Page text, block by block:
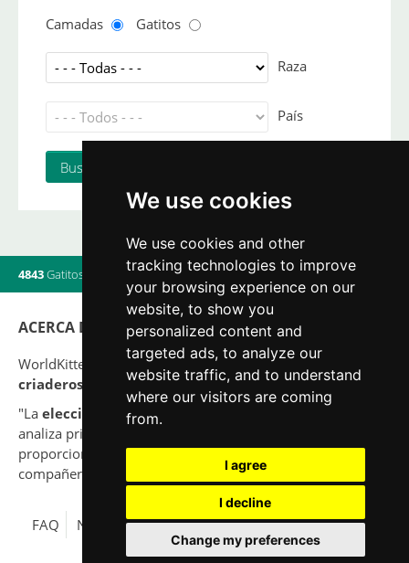
We use cookies
We use cookies and other
tracking technologies to improve
your browsing experience on our
website, to show you
personalized content and
targeted ads, to analyze our
website traffic, and to understand
where our visitors are coming
from.
I agree
I decline
Change my preferences
Camadas Gatitos
Raza
País
4843Gatitos Camadas|560Criadores|16 Usuarios online
ACERCA DE
WorldKittens tiene el mayor listado Internacional de
criaderos y camadasde gatos en la actualidad.
"La elección
de un gato nunca debe ser por capricho,
analiza primero tu situación y piensa si serás capaz de
proporcionar una buena calidad de vida a tu nuevo
compañero para toda su vida."
FAQ Nota legal Política de Privacidad Contacto